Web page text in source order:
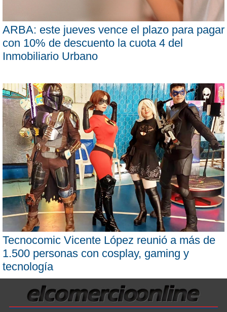
ARBA: este jueves vence el plazo para pagar
con 10% de descuento la cuota 4 del
Inmobiliario Urbano
Tecnocomic Vicente López reunió a más de
1.500 personas con cosplay, gaming y
tecnología